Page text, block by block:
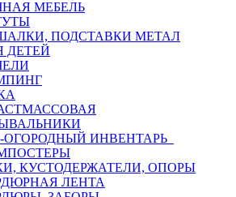
МЕБЕЛЬ
ПОДСТАВКИ МЕТАЛ
ДЕТЕЙ
ОГОРОДНЫЙ ИНВЕНТАРЬ
КУСТОДЕРЖАТЕЛИ, ОПОРЫ
ЛЕНТА